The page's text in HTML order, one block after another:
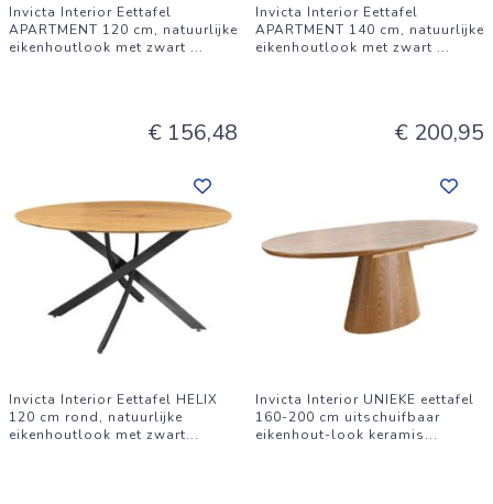
Invicta Interior Eettafel
APARTMENT 120 cm, natuurlijke
eikenhoutlook met zwart ...
€ 156,48
Invicta Interior Eettafel
APARTMENT 140 cm, natuurlijke
eikenhoutlook met zwart ...
€ 200,95
Invicta Interior Eettafel HELIX
120 cm rond, natuurlijke
eikenhoutlook met zwart...
Invicta Interior UNIEKE eettafel
160-200 cm uitschuifbaar
eikenhout-look keramis...